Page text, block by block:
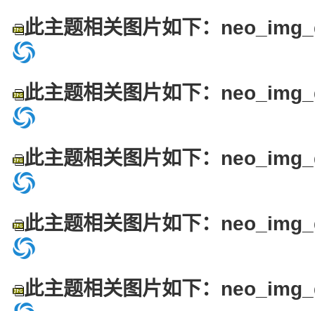
此主题相关图片如下：
此主题相关图片如下：
此主题相关图片如下：
此主题相关图片如下：
此主题相关图片如下：